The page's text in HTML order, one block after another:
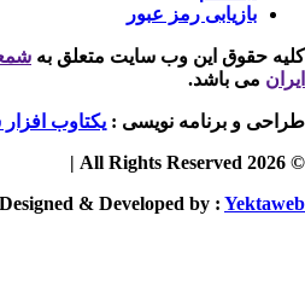
بازیابی رمز عبور
حقوق این وب سایت متعلق به
می باشد.
و برنامه نویسی : یکتاوب افزار
©
Designed & Developed by :